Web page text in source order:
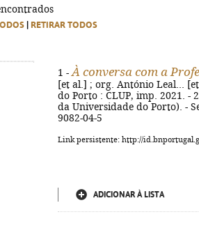
RETIRAR TODOS
1 - À conversa com a
[et al.] ; org. António Leal...
do Porto : CLUP, imp. 2021. -
da Universidade do Porto). -
9082-04-5
Link persistente: http://
ADICIONAR À LISTA